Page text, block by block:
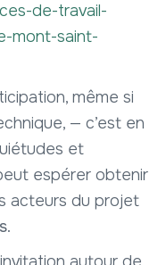
de-travail-
mont-saint-
même si
— c’est en
et
espérer obtenir
acteurs du projet
.